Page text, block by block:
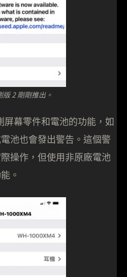
版 2 剛剛推出。
幕零件和電池的功能，如
池也會發出警告。這個警
操作，但使用非原廠電池
。